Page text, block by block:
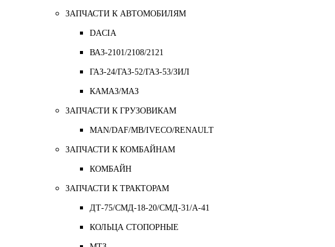
ЗАПЧАСТИ К АВТОМОБИЛЯМ
DACIA
ВАЗ-2101/2108/2121
ГАЗ-24/ГАЗ-52/ГАЗ-53/ЗИЛ
КАМАЗ/МАЗ
ЗАПЧАСТИ К ГРУЗОВИКАМ
MAN/DAF/MB/IVECO/RENAULT
ЗАПЧАСТИ К КОМБАЙНАМ
КОМБАЙН
ЗАПЧАСТИ К ТРАКТОРАМ
ДТ-75/СМД-18-20/СМД-31/A-41
КОЛЬЦА СТОПОРНЫЕ